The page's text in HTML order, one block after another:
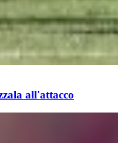
all'attacco